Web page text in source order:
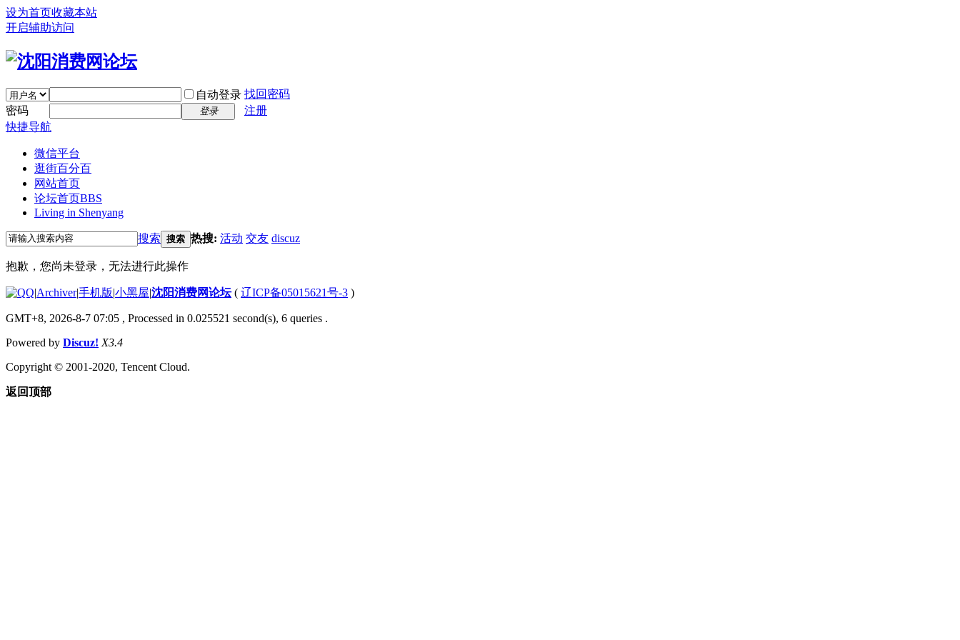
设为首页收藏本站
开启辅助访问
自动登录 找回密码
密码
登录
注册
快捷导航
微信平台
逛街百分百
网站首页
论坛首页BBS
Living in Shenyang
搜索 搜索 热搜: 活动 交友 discuz
抱歉，您尚未登录，无法进行此操作
|Archiver|手机版|小黑屋|沈阳消费网论坛( 辽ICP备05015621号-3 )
GMT+8, 2026-8-7 07:05 , Processed in 0.025521 second(s), 6 queries .
Powered by Discuz! X3.4
Copyright © 2001-2020, Tencent Cloud.
返回顶部